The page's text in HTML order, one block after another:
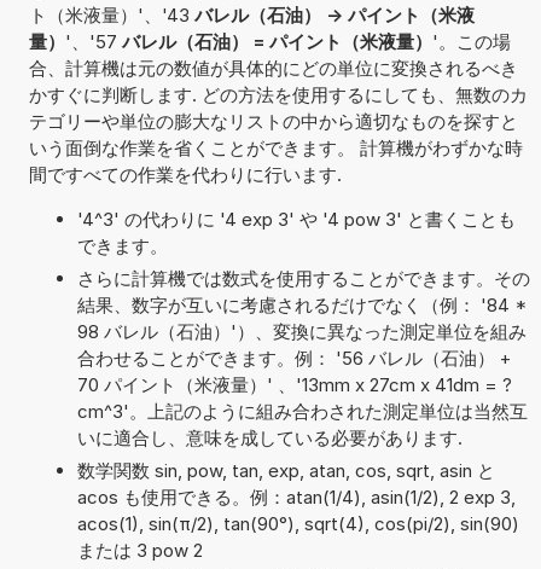
ト（米液量）'、'43 バレル（石油） -> パイント（米液
量） '、'57 バレル（石油） = パイント（米液量） '。この場
合、計算機は元の数値が具体的にどの単位に変換されるべき
かすぐに判断します. どの方法を使用するにしても、無数のカ
テゴリーや単位の膨大なリストの中から適切なものを探すと
いう面倒な作業を省くことができます。 計算機がわずかな時
間ですべての作業を代わりに行います.
'4^3' の代わりに '4 exp 3' や '4 pow 3' と書くことも
できます。
さらに計算機では数式を使用することができます。その
結果、数字が互いに考慮されるだけでなく（例： '84 *
98 バレル（石油）'）、変換に異なった測定単位を組み
合わせることができます。例： '56 バレル（石油） +
70 パイント（米液量）' 、'13mm x 27cm x 41dm = ?
cm^3'。上記のように組み合わされた測定単位は当然互
いに適合し、意味を成している必要があります.
数学関数 sin, pow, tan, exp, atan, cos, sqrt, asin と
acos も使用できる。例：atan(1/4), asin(1/2), 2 exp 3,
acos(1), sin(π/2), tan(90°), sqrt(4), cos(pi/2), sin(90)
または 3 pow 2